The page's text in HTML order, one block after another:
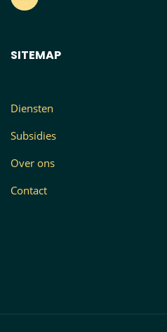
SITEMAP
Diensten
Subsidies
Over ons
Contact